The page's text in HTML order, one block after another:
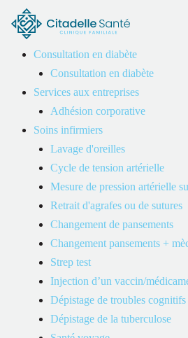
Consultation en diabète
Consultation en diabète
Services aux entreprises
Adhésion corporative
Soins infirmiers
Lavage d'oreilles
Cycle de tension artérielle
Mesure de pression artérielle
Retrait d'agrafes ou de sutures
Changement de pansements
Changement pansements +
Strep test
Injection d’un vaccin/
Dépistage de troubles cognitifs
Dépistage de la tuberculose
Politique de
Politique de Confidentialité
Dernière mise à jour :
1. Introduction